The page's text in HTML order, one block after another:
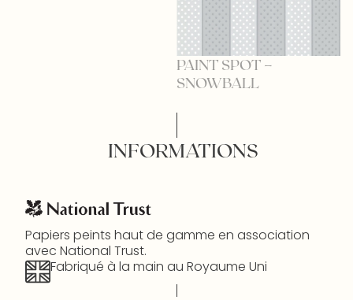
PAINT SPOT –
SNOWBALL
INFORMATIONS
Papiers peints haut de gamme en association
avec National Trust.
Fabriqué à la main au Royaume Uni